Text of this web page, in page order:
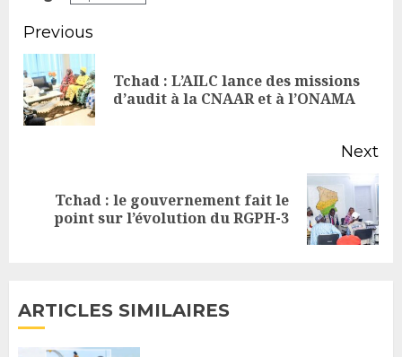
Continue
Reading
Previous
Tchad : L’AILC lance des missions
d’audit à la CNAAR et à l’ONAMA
Next
Next
post:
Tchad : le gouvernement fait le
point sur l’évolution du RGPH-3
ARTICLES SIMILAIRES